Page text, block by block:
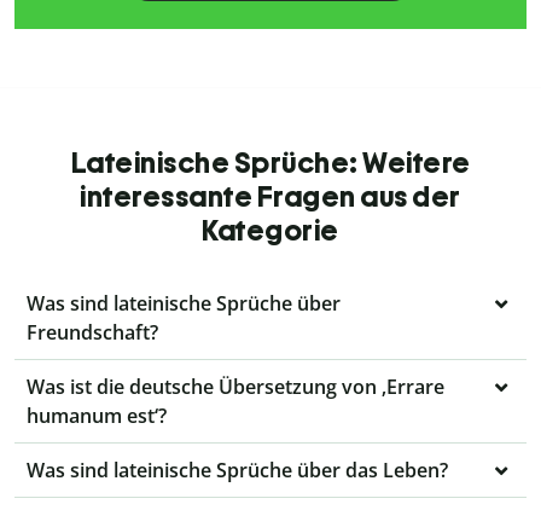
Lateinische Sprüche: Weitere
interessante Fragen aus der
Kategorie
Was sind lateinische Sprüche über
Freundschaft?
Was ist die deutsche Übersetzung von ‚Errare
humanum est‘?
Was sind lateinische Sprüche über das Leben?